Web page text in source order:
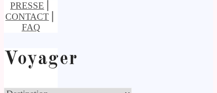
PRESSE
CONTACT
FAQ
Voyager